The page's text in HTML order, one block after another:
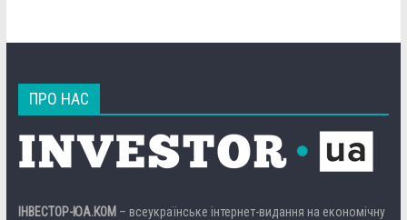
ПРО НАС
ІНВЕСТОР-ЮА.КОМ – всеукраїнське інтернет-видання на економічну